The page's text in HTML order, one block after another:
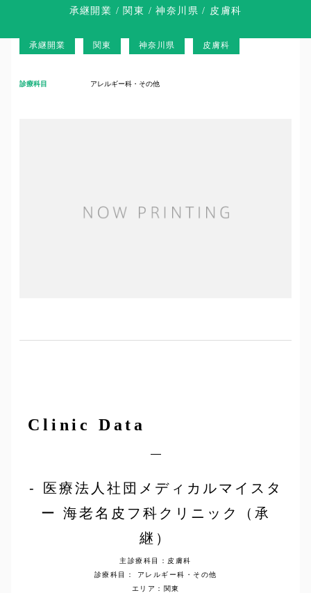
承継開業 / 関東 / 神奈川県 / 皮膚科
承継開業 関東 神奈川県 皮膚科
診療科目 アレルギー科・その他
Clinic Data
医療法人社団メディカルマイスタ
ー 海老名皮フ科クリニック（承
継）
主診療科目：皮膚科
診療科目： アレルギー科・その他
エリア：関東